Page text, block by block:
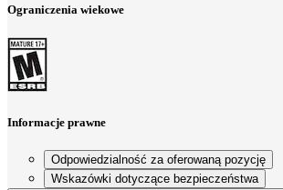
Ograniczenia wiekowe
Informacje prawne
Odpowiedzialność za oferowaną pozycję
Wskazówki dotyczące bezpieczeństwa